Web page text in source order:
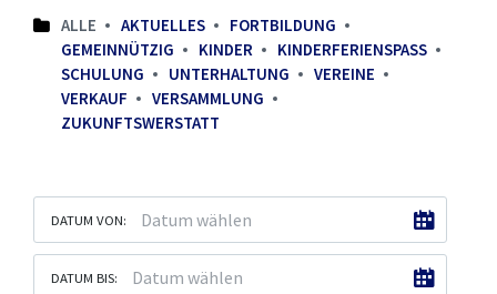
ALLE AKTUELLES
FORTBILDUNG
GEMEINNÜTZIG
KINDER
KINDERFERIENSPASS
SCHULUNG
UNTERHALTUNG
VEREINE
VERKAUF
VERSAMMLUNG
ZUKUNFTSWERSTATT
DATUM VON:
DATUM BIS: